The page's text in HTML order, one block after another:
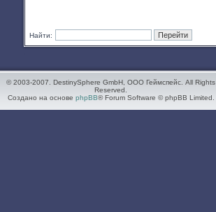
Найти:
© 2003-2007. DestinySphere GmbH, ООО Геймспейс. All Rights
Reserved.
Создано на основе phpBB® Forum Software © phpBB Limited.